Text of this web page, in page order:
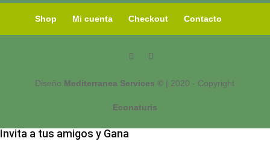
Shop Mi cuenta Checkout Contacto
Diseño Mediterranea Services © | 2020 - Copyright
Econaturis
Invita a tus amigos y Gana